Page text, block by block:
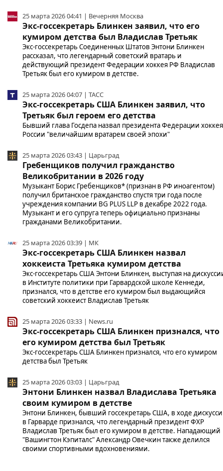
25 марта 2026 04:41 | Вечерняя Москва
Экс-госсекретарь Блинкен заявил, что его
кумиром детства был Владислав Третьяк
Экс-госсекретарь Соединенных Штатов Энтони Блинкен
рассказал, что легендарный советский вратарь и
действующий президент Федерации хоккея РФ Владислав
Третьяк был его кумиром в детстве.
25 марта 2026 04:07 | ТАСС
Экс-госсекретарь США Блинкен заявил, что
Третьяк был героем его детства
Бывший глава Госдепа назвал президента Федерации хоккея
России "величайшим вратарем своей эпохи"
25 марта 2026 03:43 | Царьград
Гребенщиков получил гражданство
Великобритании в 2026 году
Музыкант Борис Гребенщиков* (признан в РФ иноагентом)
получил британское гражданство спустя три года после
учреждения компании BG PLUS LLP в декабре 2022 года.
Музыкант и его супруга теперь официально признаны
гражданами Великобритании.
25 марта 2026 03:39 | МК
Экс-госсекретарь США Блинкен назвал
хоккеиста Третьяка кумиром детства
Экс-госсекретарь США Энтони Блинкен, выступая на
в Институте политики при Гарвардской школе Кеннеди,
признался, что в детстве его кумиром был выдающийся
советский хоккеист Владислав Третьяк
25 марта 2026 03:33 | News.ru
Экс-госсекретарь США Блинкен признался, что
его кумиром детства был Третьяк
Экс-госсекретарь США Блинкен признался, что его кумиром
детства был Третьяк
25 марта 2026 03:03 | Царьград
Энтони Блинкен назвал Владислава Третьяка
своим кумиром в детстве
Энтони Блинкен, бывший госсекретарь США, в ходе
в Гарварде признался, что легендарный президент ФХР
Владислав Третьяк был его кумиром в детстве. Нападающий
"Вашингтон Кэпиталс" Александр Овечкин также делился
своими спортивными вдохновениями.